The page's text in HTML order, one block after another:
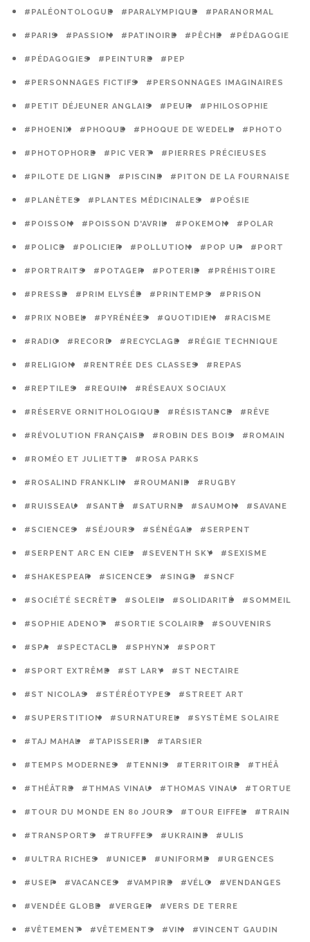
#PALÉONTOLOGUE #PARALYMPIQUE #PARANORMAL
#PARIS #PASSION #PATINOIRE #PÊCHE #PÉDAGOGIE
#PÉDAGOGIES #PEINTURE #PEP
#PERSONNAGES FICTIFS #PERSONNAGES IMAGINAIRES
#PETIT DÉJEUNER ANGLAIS #PEUR #PHILOSOPHIE
#PHOENIX #PHOQUE #PHOQUE DE WEDELL #PHOTO
#PHOTOPHORE #PIC VERT #PIERRES PRÉCIEUSES
#PILOTE DE LIGNE #PISCINE #PITON DE LA FOURNAISE
#PLANÈTES #PLANTES MÉDICINALES #POÉSIE
#POISSON #POISSON D'AVRIL #POKEMON #POLAR
#POLICE #POLICIER #POLLUTION #POP UP #PORT
#PORTRAITS #POTAGER #POTERIE #PRÉHISTOIRE
#PRESSE #PRIM ELYSÉE #PRINTEMPS #PRISON
#PRIX NOBEL #PYRÉNÉES #QUOTIDIEN #RACISME
#RADIO #RECORD #RECYCLAGE #RÉGIE TECHNIQUE
#RELIGION #RENTRÉE DES CLASSES #REPAS
#REPTILES #REQUIN #RÉSEAUX SOCIAUX
#RÉSERVE ORNITHOLOGIQUE #RÉSISTANCE #RÊVE
#RÉVOLUTION FRANÇAISE #ROBIN DES BOIS #ROMAIN
#ROMÉO ET JULIETTE #ROSA PARKS
#ROSALIND FRANKLIN #ROUMANIE #RUGBY
#RUISSEAU #SANTÉ #SATURNE #SAUMON #SAVANE
#SCIENCES #SÉJOURS #SÉNÉGAL #SERPENT
#SERPENT ARC EN CIEL #SEVENTH SKY #SEXISME
#SHAKESPEAR #SICENCES #SINGE #SNCF
#SOCIÉTÉ SECRÈTE #SOLEIL #SOLIDARITÉ #SOMMEIL
#SOPHIE ADENOT #SORTIE SCOLAIRE #SOUVENIRS
#SPA #SPECTACLE #SPHYNX #SPORT
#SPORT EXTRÊME #ST LARY #ST NECTAIRE
#ST NICOLAS #STÉRÉOTYPES #STREET ART
#SUPERSTITION #SURNATUREL #SYSTÈME SOLAIRE
#TAJ MAHAL #TAPISSERIE #TARSIER
#TEMPS MODERNES #TENNIS #TERRITOIRE #THÉÂ
#THÉÂTRE #THMAS VINAU #THOMAS VINAU #TORTUE
#TOUR DU MONDE EN 80 JOURS #TOUR EIFFEL #TRAIN
#TRANSPORTS #TRUFFES #UKRAINE #ULIS
#ULTRA RICHES #UNICEF #UNIFORME #URGENCES
#USEP #VACANCES #VAMPIRE #VÉLO #VENDANGES
#VENDÉE GLOBE #VERGER #VERS DE TERRE
#VÊTEMENT #VÊTEMENTS #VIN #VINCENT GAUDIN